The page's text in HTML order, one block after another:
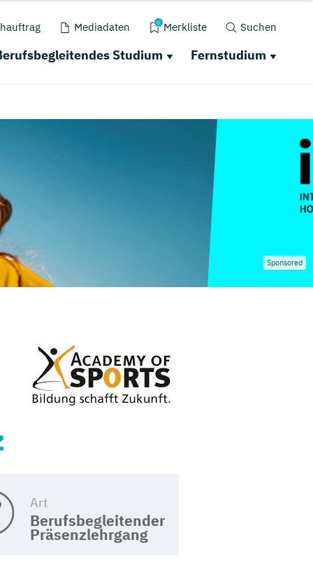
Mediadaten 0 Merkliste Suchen
Studium Fernstudium
Sponsored
Art
Berufsbegleitender
Präsenzlehrgang